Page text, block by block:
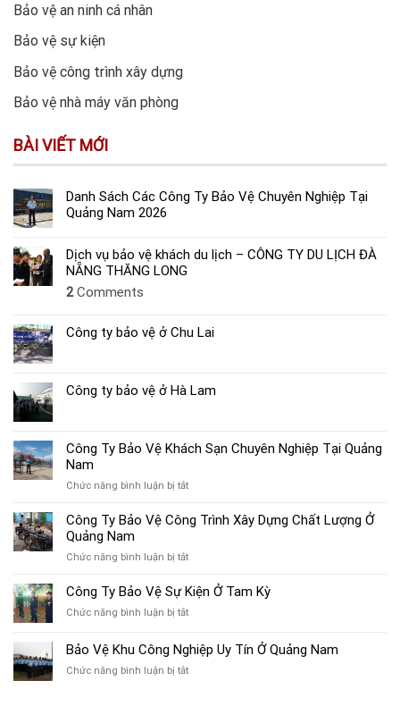
Bảo vệ an ninh cá nhân
Bảo vệ sự kiện
Bảo vệ công trình xây dựng
Bảo vệ nhà máy văn phòng
BÀI VIẾT MỚI
Danh Sách Các Công Ty Bảo Vệ Chuyên Nghiệp Tại
Quảng Nam 2026
Dịch vụ bảo vệ khách du lịch – CÔNG TY DU LỊCH ĐÀ
NẴNG THĂNG LONG
2Comments
Công ty bảo vệ ở Chu Lai
Công ty bảo vệ ở Hà Lam
Công Ty Bảo Vệ Khách Sạn Chuyên Nghiệp Tại Quảng
Nam
Chức năng bình luận bị tắtở
Ty
Bảo
Khách
Chuyên
Nam
Công Ty Bảo Vệ Công Trình Xây Dựng Chất Lượng Ở
Quảng Nam
Chức năng bình luận bị tắtở
Ty
Bảo
Vệ
Trình
Công Ty Bảo Vệ Sự Kiện Ở Tam Kỳ
Chức năng bình luận bị tắtở
Ty
Bảo
Vệ
Bảo Vệ Khu Công Nghiệp Uy Tín Ở Quảng Nam
Chức năng bình luận bị tắtở